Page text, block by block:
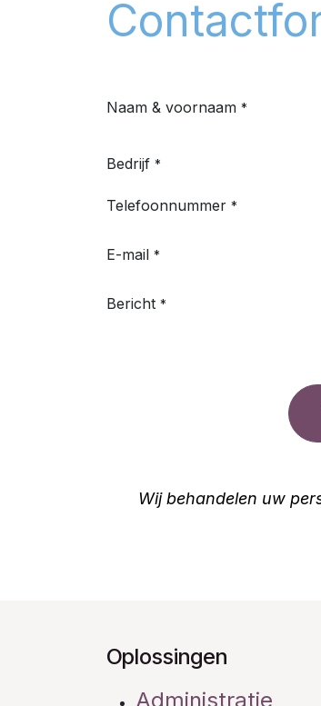
Naam & voornaam *
Bedrijf *
Telefoonnummer *
E-mail *
Bericht *
Wij behandelen uw
Oplossingen
Administratie